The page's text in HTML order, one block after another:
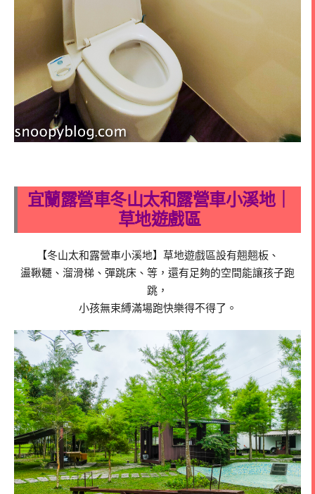
宜蘭露營車冬山太和露營車小溪地｜
草地遊戲區
【冬山太和露營車小溪地】草地遊戲區設有翹翹板、
盪鞦韆、溜滑梯、彈跳床、等，還有足夠的空間能讓孩子跑
跳，
小孩無束縛滿場跑快樂得不得了。